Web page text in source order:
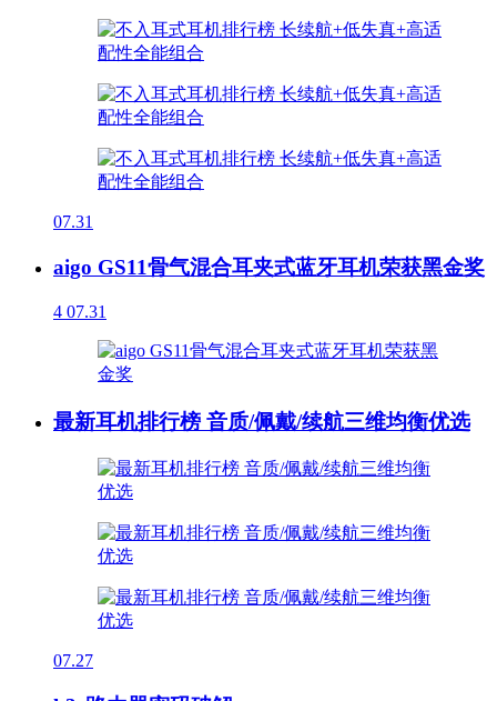
07.31
aigo GS11骨气混合耳夹式蓝牙耳机荣获黑金奖
4 07.31
最新耳机排行榜 音质/佩戴/续航三维均衡优选
07.27